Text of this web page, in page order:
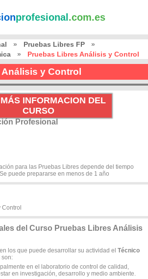
profesional .com.es
» Pruebas Libres FP
»
» Pruebas Libres Análisis y Control
y Control
INFORMACION DEL
CURSO
Profesional
para las Pruebas Libres depende del tiempo
puede prepararse en menos de 1 año
del Curso Pruebas Libres Análisis
los que puede desarrollar su actividad el Técnico
son:
en el laboratorio de control de calidad,
en investigación, desarrollo y medio ambiente.